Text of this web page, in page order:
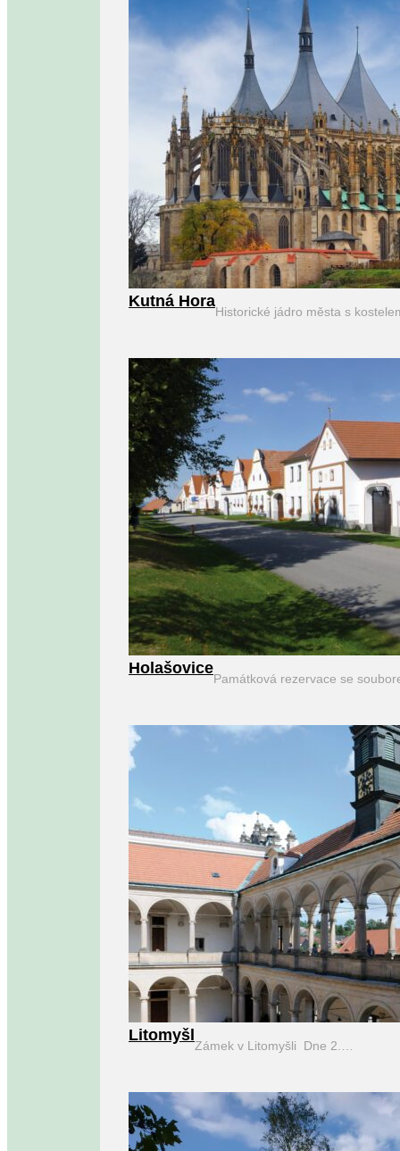
Kutná Hora
Historické jádro města s
Holašovice
Památková rezervace se
Litomyšl
Zámek v Litomyšli Dne 2.…